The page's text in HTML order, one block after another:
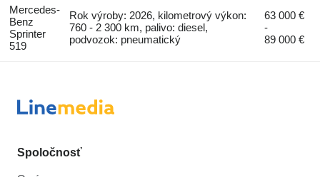
Mercedes-
Benz
Sprinter
519
Rok výroby: 2026, kilometrový výkon:
760 - 2 300 km, palivo: diesel,
podvozok: pneumatický
63 000 €
-
89 000 €
Spoločnosť